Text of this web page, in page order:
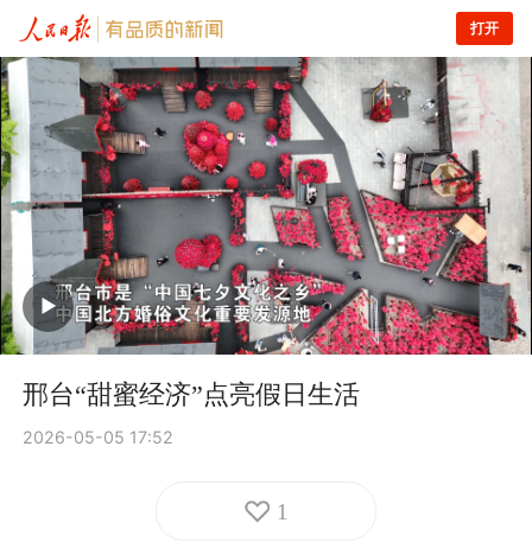
打开
邢台“甜蜜经济”点亮假日生活
2026-05-05 17:52
1